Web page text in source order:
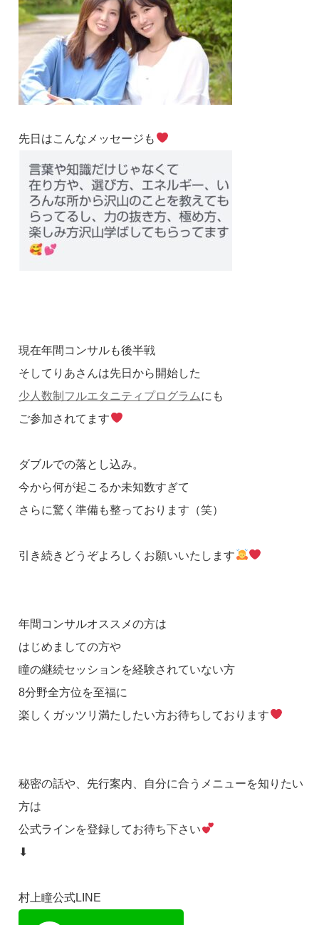
先日はこんなメッセージも
現在年間コンサルも後半戦
そしてりあさんは先日から開始した
少人数制フルエタニティプログラムにも
ご参加されてます
ダブルでの落とし込み。
今から何が起こるか未知数すぎて
さらに驚く準備も整っております（笑）
引き続きどうぞよろしくお願いいたします
年間コンサルオススメの方は
はじめましての方や
瞳の継続セッションを経験されていない方
8分野全方位を至福に
楽しくガッツリ満たしたい方お待ちしております
秘密の話や、先行案内、自分に合うメニューを知りたい
方は
公式ラインを登録してお待ち下さい
⬇
村上瞳公式LINE